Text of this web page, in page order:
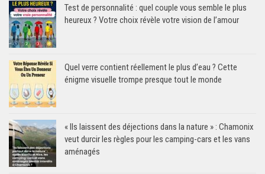
Test de personnalité : quel couple vous semble le plus
heureux ? Votre choix révèle votre vision de l’amour
Quel verre contient réellement le plus d’eau ? Cette
énigme visuelle trompe presque tout le monde
« Ils laissent des déjections dans la nature » : Chamonix
veut durcir les règles pour les camping-cars et les vans
aménagés